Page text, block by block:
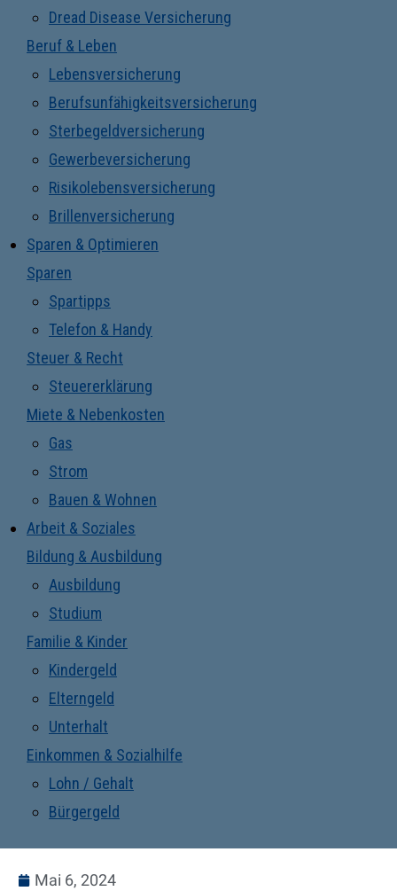
Dread Disease Versicherung
Beruf & Leben
Lebensversicherung
Berufsunfähigkeitsversicherung
Sterbegeldversicherung
Gewerbeversicherung
Risikolebensversicherung
Brillenversicherung
Sparen & Optimieren
Sparen
Spartipps
Telefon & Handy
Steuer & Recht
Steuererklärung
Miete & Nebenkosten
Gas
Strom
Bauen & Wohnen
Arbeit & Soziales
Bildung & Ausbildung
Ausbildung
Studium
Familie & Kinder
Kindergeld
Elterngeld
Unterhalt
Einkommen & Sozialhilfe
Lohn / Gehalt
Bürgergeld
Mai 6, 2024